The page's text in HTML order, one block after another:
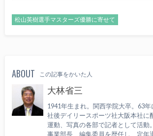
松山英樹選手マスターズ優勝に寄せて
ABOUT この記事をかいた人
大林省三
1941年生まれ。関西学院大卒。63年
社後デイリースポーツ社大阪本社に
運動、写真の各部で記者として活動
事業部長、編集委員を歴任し、定年